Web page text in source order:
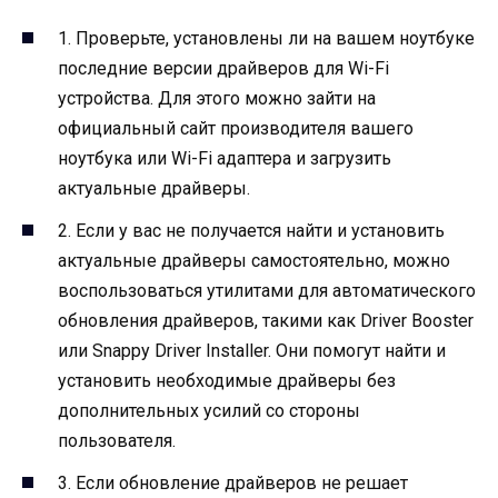
1. Проверьте, установлены ли на вашем ноутбуке
последние версии драйверов для Wi-Fi
устройства. Для этого можно зайти на
официальный сайт производителя вашего
ноутбука или Wi-Fi адаптера и загрузить
актуальные драйверы.
2. Если у вас не получается найти и установить
актуальные драйверы самостоятельно, можно
воспользоваться утилитами для автоматического
обновления драйверов, такими как Driver Booster
или Snappy Driver Installer. Они помогут найти и
установить необходимые драйверы без
дополнительных усилий со стороны
пользователя.
3. Если обновление драйверов не решает